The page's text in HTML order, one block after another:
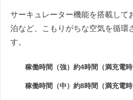
サーキュレーター機能を搭載して
泊など、こもりがちな空気を循環
す。
稼働時間（強）約4時間（満充電時
稼働時間（中）約8時間（満充電時